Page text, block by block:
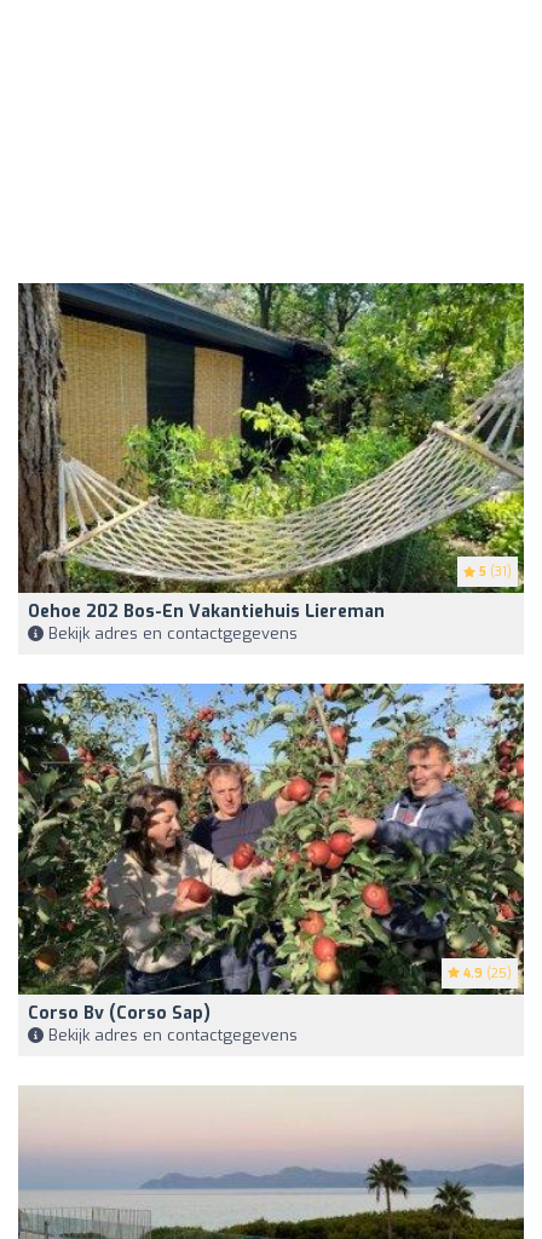
5 (31)
Oehoe 202 Bos-En Vakantiehuis Liereman
Bekijk adres en contactgegevens
4.9 (25)
Corso Bv (Corso Sap)
Bekijk adres en contactgegevens